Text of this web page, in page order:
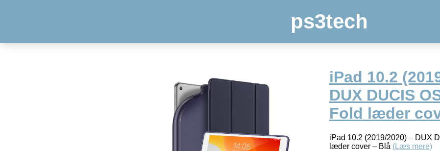
ps3tech
iPad 10.2
DUX DUCIS
Fold læder
iPad 10.2 (2019/2020) – DUX
læder cover – Blå (Læs mere)